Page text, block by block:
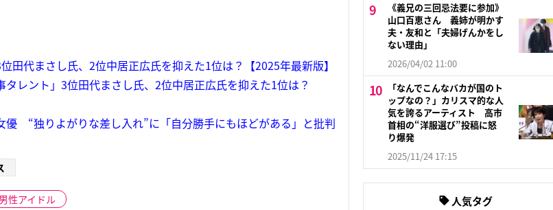
田代まさし氏、2位中居正広氏を抑えた1位は？【2025年最新版】
タレント」3位田代まさし氏、2位中居正広氏を抑えた1位は？
優 “独りよがりな差し入れ”に「自分勝手にもほどがある」と批判
男性アイドル
《義兄の三回忌法要に参加》
山口百恵さん 義姉が明かす
夫・友和と「夫婦げんかをし
ない理由」
2026/04/02 11:00
「なんでこんなバカが国のト
ップなの？」カリスマ的な人
気を誇るアーティスト 高市
首相の“洋服選び”投稿に怒
り爆発
2025/11/24 17:15
人気タグ